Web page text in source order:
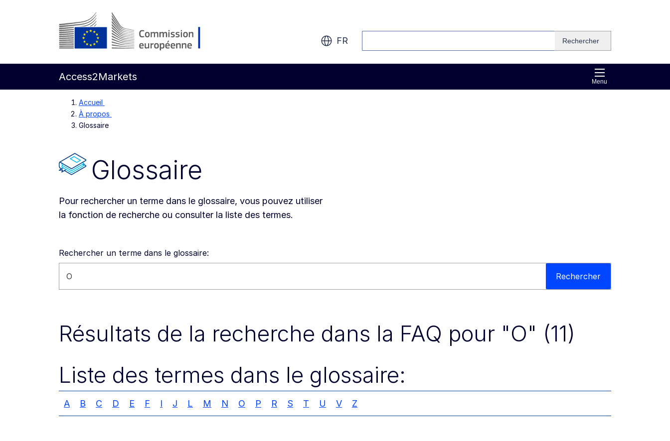
Aller directement au contenu principal
FR Rechercher
Menu
Access2Markets
Accueil
À propos
Glossaire
Glossaire
Pour rechercher un terme dans le glossaire, vous pouvez utiliser
la fonction de recherche ou consulter la liste des termes.
Rechercher un terme dans le glossaire:
Rechercher sur ce site web Rechercher
Résultats de la recherche dans la FAQ pour "O" (11)
Liste des termes dans le glossaire:
A B C D E F I J L M N O P R S T U V Z